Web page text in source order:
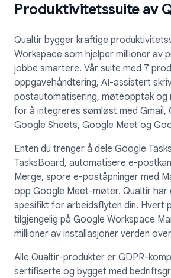
Produktivitetssuite av
Qualtir bygger kraftige
Workspace som hjelper millioner av
jobbe smartere. Vår suite med 7
oppgavehåndtering, AI-assistert
postautomatisering, møteopptak og
for å integreres sømløst med Gmail,
Google Sheets, Google Meet og
Enten du trenger å dele Google
TasksBoard, automatisere e-
Merge, spore e-poståpninger med
opp Google Meet-møter. Qualtir
spesifikt for arbeidsflyten din. Hvert
tilgjengelig på Google Workspace
millioner av installasjoner verden
Alle Qualtir-produkter er GDPR-
sertifiserte og bygget med